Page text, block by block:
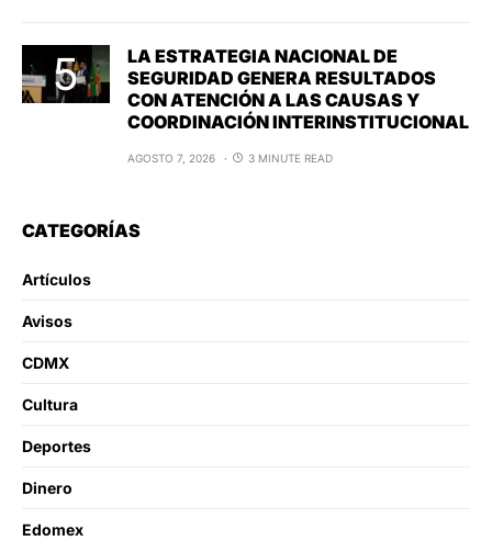
LA ESTRATEGIA NACIONAL DE
SEGURIDAD GENERA RESULTADOS
CON ATENCIÓN A LAS CAUSAS Y
COORDINACIÓN INTERINSTITUCIONAL
AGOSTO 7, 2026 3 MINUTE READ
CATEGORÍAS
Artículos
Avisos
CDMX
Cultura
Deportes
Dinero
Edomex